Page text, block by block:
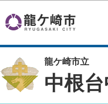
龍ケ崎市立
中根